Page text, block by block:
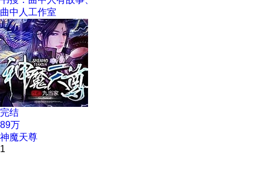
曲中人工作室
完结
89万
神魔天尊
1